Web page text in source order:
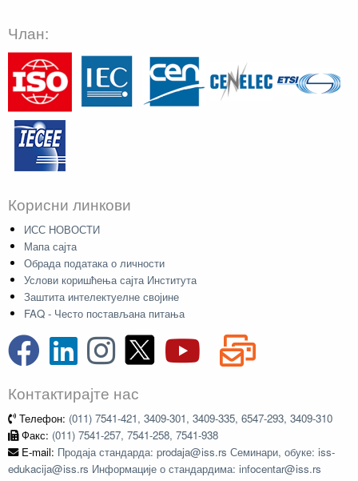
Члан:
Корисни линкови
ИСС НОВОСТИ
Мапа сајта
Обрада података о личности
Услови коришћења сајта Института
Заштита интелектуелне својине
FAQ - Често постављана питања
Контактирајте нас
Телефон: (011) 7541-421, 3409-301, 3409-335, 6547-293, 3409-310
Факс: (011) 7541-257, 7541-258, 7541-938
E-mail: Продаја стандарда: prodaja@iss.rs Семинари, обуке: iss-
edukacija@iss.rs Информације о стандардима: infocentar@iss.rs